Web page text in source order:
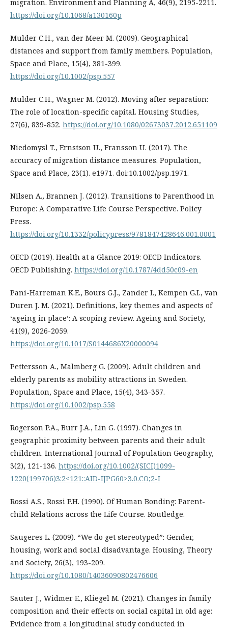
migration. Environment and Planning A, 46(9), 2195-2211.
https://doi.org/10.1068/a130160p
Mulder C.H., van der Meer M. (2009). Geographical
distances and support from family members. Population,
Space and Place, 15(4), 381-399.
https://doi.org/10.1002/psp.557
Mulder C.H., Wagner M. (2012). Moving after separation:
The role of location-specific capital. Housing Studies,
27(6), 839-852. https://doi.org/10.1080/02673037.2012.651109
Niedomysl T., Ernstson U., Fransson U. (2017). The
accuracy of migration distance measures. Population,
Space and Place, 23(1). e1971. doi:10.1002/psp.1971.
Nilsen A., Brannen J. (2012). Transitions to Parenthood in
Europe: A Comparative Life Course Perspective. Policy
Press.
https://doi.org/10.1332/policypress/9781847428646.001.0001
OECD (2019). Health at a Glance 2019: OECD Indicators.
OECD Publishing. https://doi.org/10.1787/4dd50c09-en
Pani-Harreman K.E., Bours G.J., Zander I., Kempen G.I., van
Duren J. M. (2021). Definitions, key themes and aspects of
‘ageing in place’: A scoping review. Ageing and Society,
41(9), 2026-2059.
https://doi.org/10.1017/S0144686X20000094
Pettersson A., Malmberg G. (2009). Adult children and
elderly parents as mobility attractions in Sweden.
Population, Space and Place, 15(4), 343-357.
https://doi.org/10.1002/psp.558
Rogerson P.A., Burr J.A., Lin G. (1997). Changes in
geographic proximity between parents and their adult
children. International Journal of Population Geography,
3(2), 121-136. https://doi.org/10.1002/(SICI)1099-
1220(199706)3:2<121::AID-IJPG60>3.0.CO;2-I
Rossi A.S., Rossi P.H. (1990). Of Human Bonding: Parent-
child Relations across the Life Course. Routledge.
Saugeres L. (2009). “We do get stereotyped”: Gender,
housing, work and social disadvantage. Housing, Theory
and Society, 26(3), 193-209.
https://doi.org/10.1080/14036090802476606
Sauter J., Widmer E., Kliegel M. (2021). Changes in family
composition and their effects on social capital in old age:
Evidence from a longitudinal study conducted in